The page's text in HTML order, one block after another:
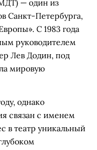
— один из
Санкт-Петербурга,
С 1983 года
руководителем
Лев Додин, под
мировую
однако
связан с именем
в театр уникальный